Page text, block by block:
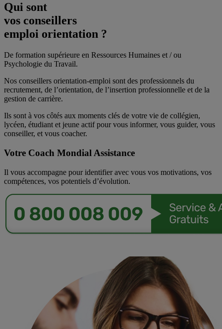
Qui sont
vos conseillers
emploi orientation ?
De formation supérieure en Ressources Humaines et / ou
Psychologie du Travail.
Nos conseillers orientation-emploi sont des professionnels du
recrutement, de l’orientation, de l’insertion professionnelle et de la
gestion de carrière.
Ils sont à vos côtés aux moments clés de votre vie de collégien,
lycéen, étudiant et jeune actif pour vous informer, vous guider, vous
conseiller, et vous coacher.
Votre Coach Mondial Assistance
Il vous accompagne pour identifier avec vous vos motivations, vos
compétences, vos potentiels d’évolution.